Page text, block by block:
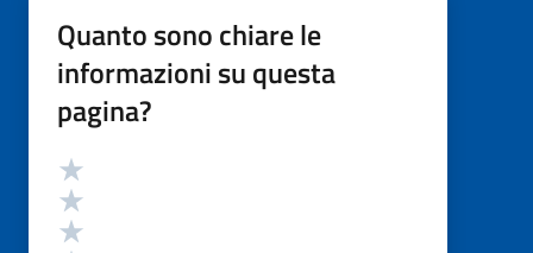
Quanto sono chiare le
informazioni su questa
pagina?
Valutazione